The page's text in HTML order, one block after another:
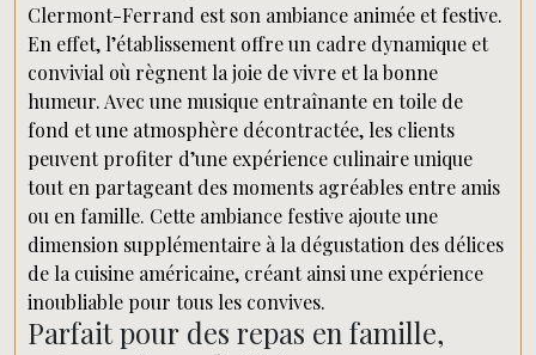
Clermont-Ferrand est son ambiance animée et festive.
En effet, l’établissement offre un cadre dynamique et
convivial où règnent la joie de vivre et la bonne
humeur. Avec une musique entraînante en toile de
fond et une atmosphère décontractée, les clients
peuvent profiter d’une expérience culinaire unique
tout en partageant des moments agréables entre amis
ou en famille. Cette ambiance festive ajoute une
dimension supplémentaire à la dégustation des délices
de la cuisine américaine, créant ainsi une expérience
inoubliable pour tous les convives.
Parfait pour des repas en famille,